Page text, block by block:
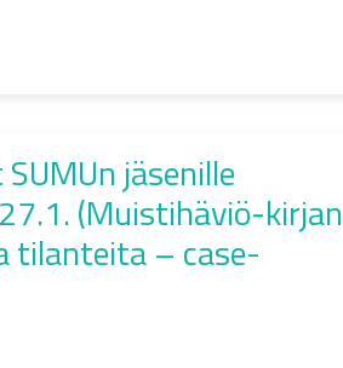
jäsenille
(Muistihäviö-kirjan
tilanteita – case-